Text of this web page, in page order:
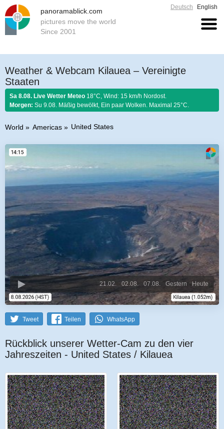
panoramablick.com
pictures move the world
Since 2001
Deutsch English
Weather & Webcam Kilauea – Vereinigte
Staaten
Sa 8.08. Live Wetter Meteo 18°C, Wind: 15 km/h Nordost.
Morgen: Su 9.08. Mäßig bewölkt, Ein paar Wolken. Maximal 25°C.
World Americas United States
Heute
Gestern
07.08.
02.08.
21.02.
Tweet Teilen WhatsApp
Rückblick unserer Wetter-Cam zu den vier
Jahreszeiten - United States / Kilauea